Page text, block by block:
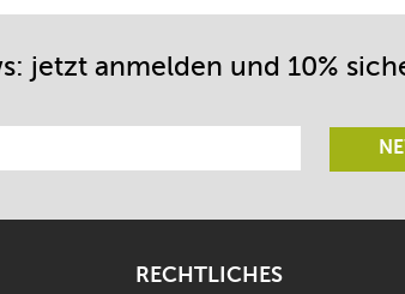
jetzt anmelden und 10%
RECHTLICHES